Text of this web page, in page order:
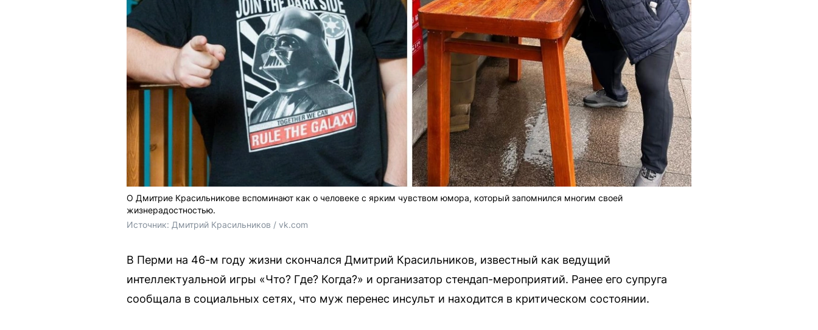
О Дмитрие Красильникове вспоминают как о человеке с ярким чувством юмора, который запомнился многим своей
жизнерадостностью.
Источник: Дмитрий Красильников / vk.com
В Перми на 46-м году жизни скончался Дмитрий Красильников, известный как ведущий
интеллектуальной игры «Что? Где? Когда?» и организатор стендап-мероприятий. Ранее его супруга
сообщала в социальных сетях, что муж перенес инсульт и находится в критическом состоянии.